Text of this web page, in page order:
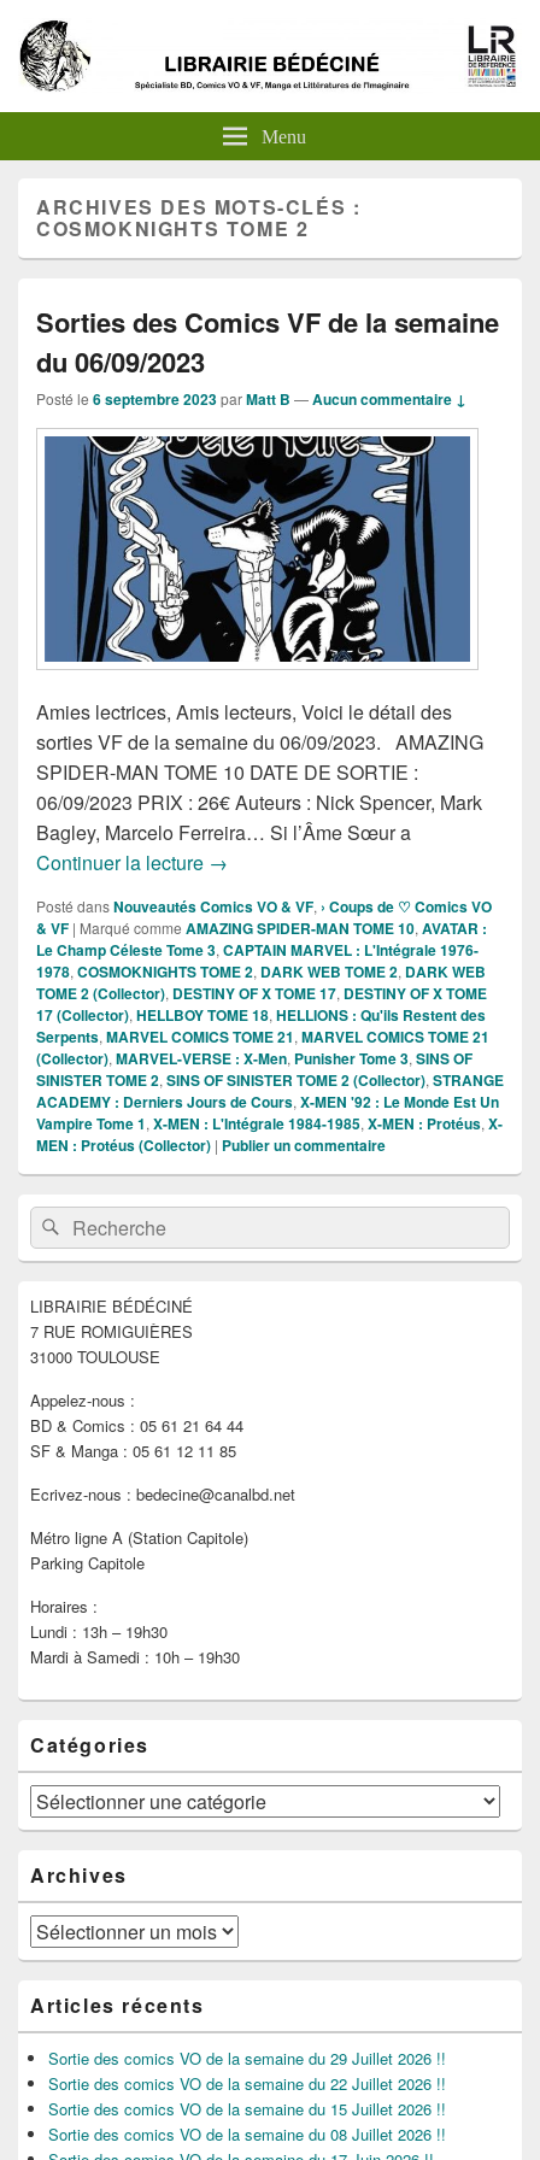
Menu
ARCHIVES DES MOTS-CLÉS :
COSMOKNIGHTS TOME 2
Sorties des Comics VF de la semaine
du 06/09/2023
Posté le 6 septembre 2023parMatt B —Aucun commentaire ↓
Amies lectrices, Amis lecteurs, Voici le détail des
sorties VF de la semaine du 06/09/2023. AMAZING
SPIDER-MAN TOME 10 DATE DE SORTIE :
06/09/2023 PRIX : 26€ Auteurs : Nick Spencer, Mark
Bagley, Marcelo Ferreira… Si l’Âme Sœur a
Continuer la lecture Sorties des Comics VF de la semaine
→
Posté dansNouveautés Comics VO & VF, › Coups de ♡ Comics VO
& VF | Marqué comme AMAZING SPIDER-MAN TOME 10, AVATAR :
Le Champ Céleste Tome 3, CAPTAIN MARVEL : L'Intégrale 1976-
1978, COSMOKNIGHTS TOME 2, DARK WEB TOME 2, DARK WEB
TOME 2 (Collector), DESTINY OF X TOME 17, DESTINY OF X TOME
17 (Collector), HELLBOY TOME 18, HELLIONS : Qu'ils Restent des
Serpents, MARVEL COMICS TOME 21, MARVEL COMICS TOME 21
(Collector), MARVEL-VERSE : X-Men, Punisher Tome 3, SINS OF
SINISTER TOME 2, SINS OF SINISTER TOME 2 (Collector), STRANGE
ACADEMY : Derniers Jours de Cours, X-MEN '92 : Le Monde Est Un
Vampire Tome 1, X-MEN : L'Intégrale 1984-1985, X-MEN : Protéus, X-
MEN : Protéus (Collector) | Publier un commentaire
Zone
principale
de
widget
barre
latérale
Recherche :Rechercher
LIBRAIRIE BÉDÉCINÉ
7 RUE ROMIGUIÈRES
31000 TOULOUSE
Appelez-nous :
BD & Comics : 05 61 21 64 44
SF & Manga : 05 61 12 11 85
Ecrivez-nous : bedecine@canalbd.net
Métro ligne A (Station Capitole)
Parking Capitole
Horaires :
Lundi : 13h – 19h30
Mardi à Samedi : 10h – 19h30
Catégories
Catégories
Archives
Archives
Articles récents
Sortie des comics VO de la semaine du 29 Juillet 2026 !!
Sortie des comics VO de la semaine du 22 Juillet 2026 !!
Sortie des comics VO de la semaine du 15 Juillet 2026 !!
Sortie des comics VO de la semaine du 08 Juillet 2026 !!